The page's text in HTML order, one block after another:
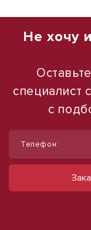
Не хочу
специалист
с
Телефон: